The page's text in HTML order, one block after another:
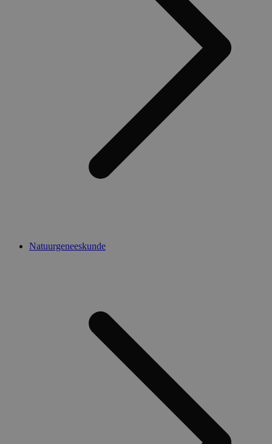
Natuurgeneeskunde